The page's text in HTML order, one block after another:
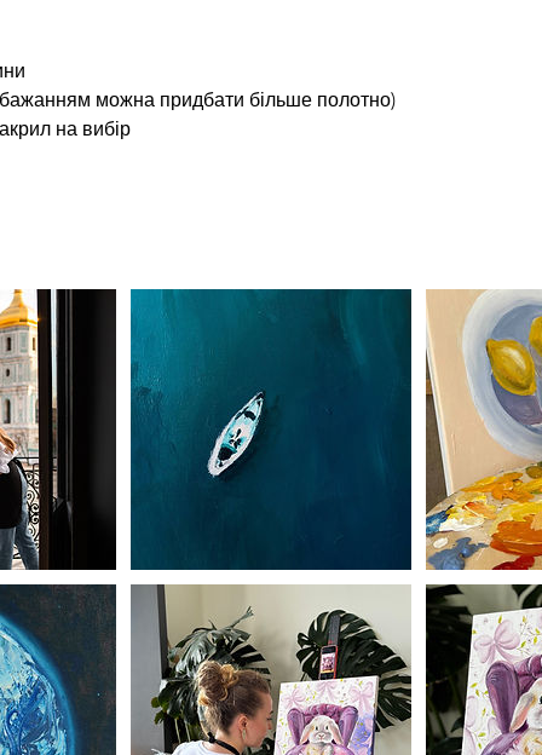
можна придбати більше полотно)
на вибір